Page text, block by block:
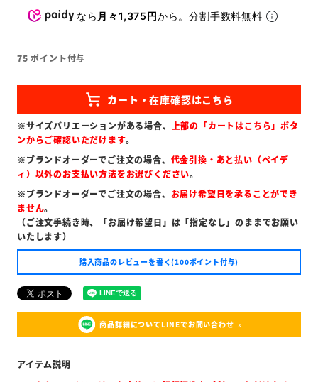
なら 月々1,375円から。分割手数料無料
75 ポイント付与
※サイズバリエーションがある場合、 上部の「カートはこちら」ボタ
ンからご確認いただけます。
※ブランドオーダーでご注文の場合、 代金引換・あと払い（ペイデ
ィ）以外のお支払い方法をお選びください。
※ブランドオーダーでご注文の場合、 お届け希望日を承ることができ
ません。
（ご注文手続き時、「お届け希望日」は「指定なし」のままでお願い
いたします）
購入商品のレビューを書く(100ポイント付与)
商品詳細についてLINEでお問い合わせ